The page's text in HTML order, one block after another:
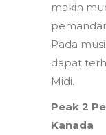
makin
Pada
dapat
Midi.
Peak 2
Kanada